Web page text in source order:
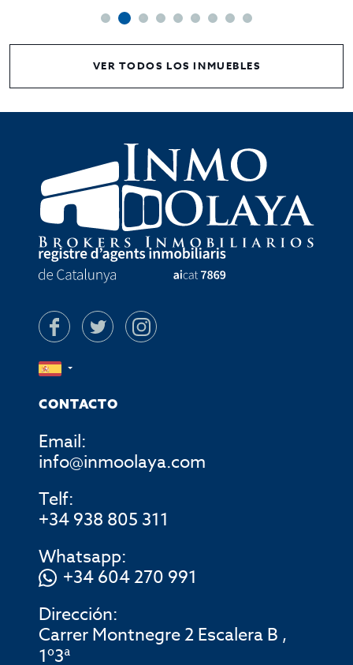
VER TODOS LOS INMUEBLES
CONTACTO
Email:
info@inmoolaya.com
Telf:
+34 938 805 311
Whatsapp:
+34 604 270 991
Dirección:
Carrer Montnegre 2 Escalera B ,
1º3ª